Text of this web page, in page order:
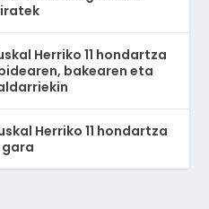
Herriko 11 hondartza
bakearen eta
Herriko 11 hondartza